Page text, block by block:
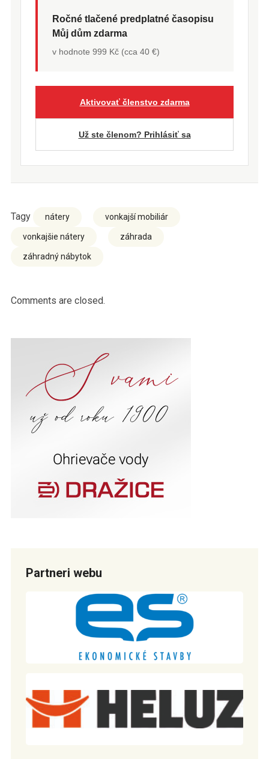
Ročné tlačené predplatné časopisu
Můj dům zdarma
v hodnote 999 Kč (cca 40 €)
Aktivovať členstvo zdarma
Už ste členom? Prihlásiť sa
Tagy nátery vonkajší mobiliár
vonkajšie nátery záhrada
záhradný nábytok
Comments are closed.
Partneri webu